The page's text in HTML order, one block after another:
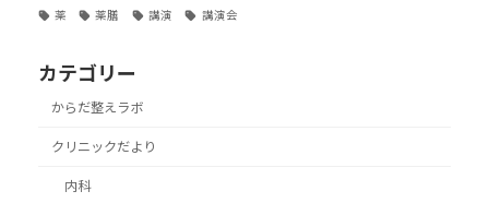
薬 薬膳 講演 講演会
カテゴリー
からだ整えラボ
クリニックだより
内科